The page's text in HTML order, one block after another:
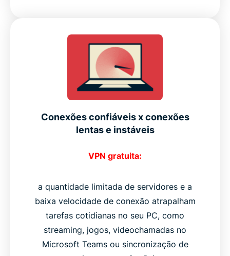
Conexões confiáveis x conexões
lentas e instáveis
VPN gratuita:
a quantidade limitada de servidores e a
baixa velocidade de conexão atrapalham
tarefas cotidianas no seu PC, como
streaming, jogos, videochamadas no
Microsoft Teams ou sincronização de